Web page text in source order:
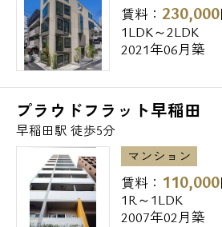
賃料： 230,000
1LDK～2LDK
2021年06月築
プラウドフラット早稲田
早稲田駅 徒歩5分
マンション
賃料： 110,000
1R～1LDK
2007年02月築